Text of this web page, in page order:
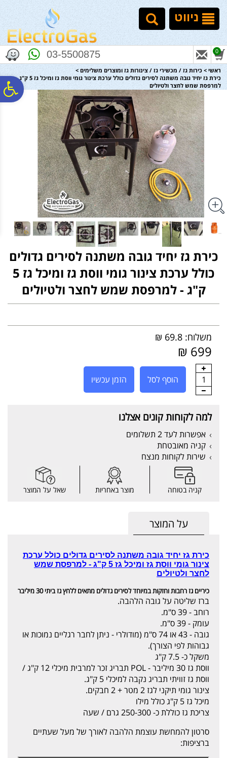
נגישות
אתר
המרכזי
ניווט
03-5500875 0
ראשי > כירות גז / מכשירי גז / צינורות גז ומוצרים משלימים >
כירת גז יחיד גובה משתנה לסירים גדולים כולל ערכת צינור גומי ווסת גז ומיכל גז 5 ק"ג -
למרפסת שמש לחצר ולטיולים
כירת גז יחיד גובה משתנה לסירים גדולים
כולל ערכת צינור גומי ווסת גז ומיכל גז 5
ק"ג - למרפסת שמש לחצר ולטיולים
משלוח: 69.8 ₪
699 ₪
1 הוסף לסל הזמן עכשיו
למה לקוחות קונים אצלנו
אפשרות לעד 2 תשלומים
קניה מאובטחת
שירות לקוחות מנצח
קניה בטוחה מוצר באחריות שאל על המוצר
על המוצר
כירת גז יחיד גובה משתנה לסירים גדולים כולל ערכת
צינור גומי ווסת גז ומיכל גז 5 ק"ג - למרפסת שמש
לחצר ולטיולים
כיריים גז רחבות וחזקות במיוחד לסירים גדולים מתאים ללחץ גז ביתי 30 מיליבר
ברז שליטה על גובה הלהבה.
רוחב - 39 ס"מ.
עומק - 39 ס"מ.
גובה - 43 או 74 ס"מ (מודולרי - ניתן לחבר רגליים נמוכות או
גבוהות לפי הצורך).
משקל כ- 7.5 ק"ג
ווסת גז 30 מיליבר - POL תבריג זכר למרבית מיכלי 12 ק"ג /
ווסת גז זוויתי תבריג נקבה למיכלי 5 ק"ג.
צינור גומי תיקני לגז 2 מטר + 2 חבקים.
מיכל גז 5 ק"ג כולל מילו
צריכת גז כוללת כ- 250-300 גרם / שעה
סרטון להמחשת עוצמת הלהבה לאורך של מעל שעתיים
ברציפות: